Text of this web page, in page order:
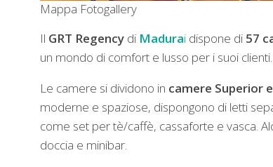
Mappa Fotogallery
Il GRT Regency di Madurai dispone di 57
un mondo di comfort e lusso per i suoi clienti.
Le camere si dividono in camere Superior
moderne e spaziose, dispongono di letti
come set per tè/caffè, cassaforte e vasca.
doccia e minibar.